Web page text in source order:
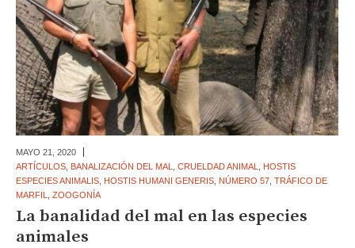
MAYO 21, 2020
ARTÍCULOS, BANALIZACIÓN DEL MAL CRUELDAD ANIMAL
HOSTIS
ESPECIES ANIMALIS, HOSTIS HUMANI GENERIS, NÚMERO 57, TRÁFICO DE
MARFIL
ZOOGONÍA
La banalidad del mal en las especies
animales